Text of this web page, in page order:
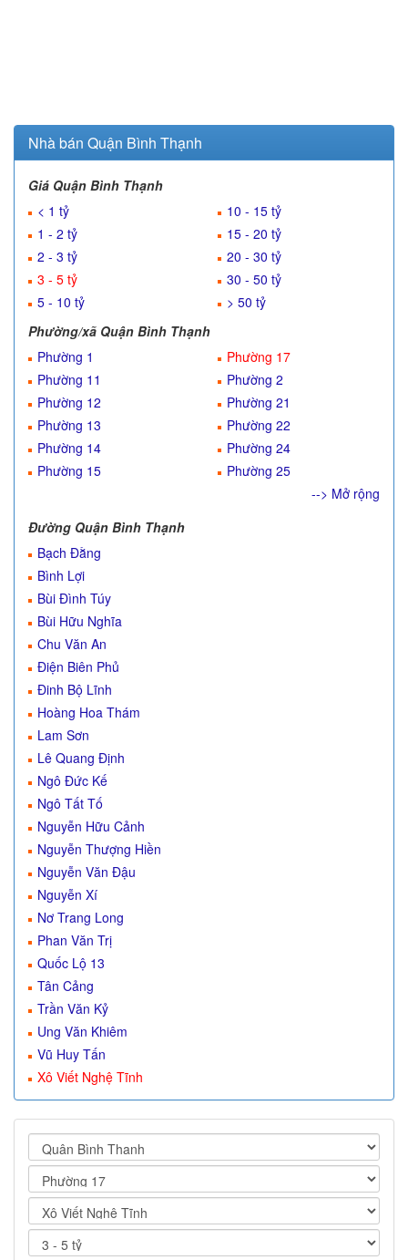
Nhà bán Quận Bình Thạnh
Giá Quận Bình Thạnh
< 1 tỷ
1 - 2 tỷ
2 - 3 tỷ
3 - 5 tỷ
5 - 10 tỷ
10 - 15 tỷ
15 - 20 tỷ
20 - 30 tỷ
30 - 50 tỷ
> 50 tỷ
Phường/xã Quận Bình Thạnh
Phường 1
Phường 11
Phường 12
Phường 13
Phường 14
Phường 15
Phường 17
Phường 2
Phường 21
Phường 22
Phường 24
Phường 25
--> Mở rộng
Đường Quận Bình Thạnh
Bạch Đằng
Bình Lợi
Bùi Đình Túy
Bùi Hữu Nghĩa
Chu Văn An
Điện Biên Phủ
Đinh Bộ Lĩnh
Hoàng Hoa Thám
Lam Sơn
Lê Quang Định
Ngô Đức Kế
Ngô Tất Tố
Nguyễn Hữu Cảnh
Nguyễn Thượng Hiền
Nguyễn Văn Đậu
Nguyễn Xí
Nơ Trang Long
Phan Văn Trị
Quốc Lộ 13
Tân Cảng
Trần Văn Kỷ
Ung Văn Khiêm
Vũ Huy Tấn
Xô Viết Nghệ Tĩnh